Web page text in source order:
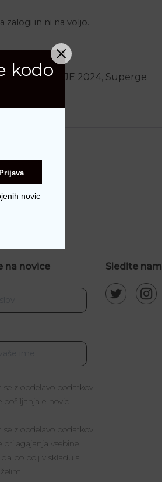
zalogi in ni na voljo.
POLETJE 2024, Superge
na novice
se z obdelavo podatkov
pošiljanja e-novic
se z obdelavo podatkov
vsebine
bo bolj v skladu s
Sledite nam
kodo
novic